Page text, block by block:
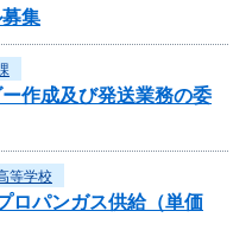
集
作成及び発送業務の委
等学校
ロパンガス供給（単価